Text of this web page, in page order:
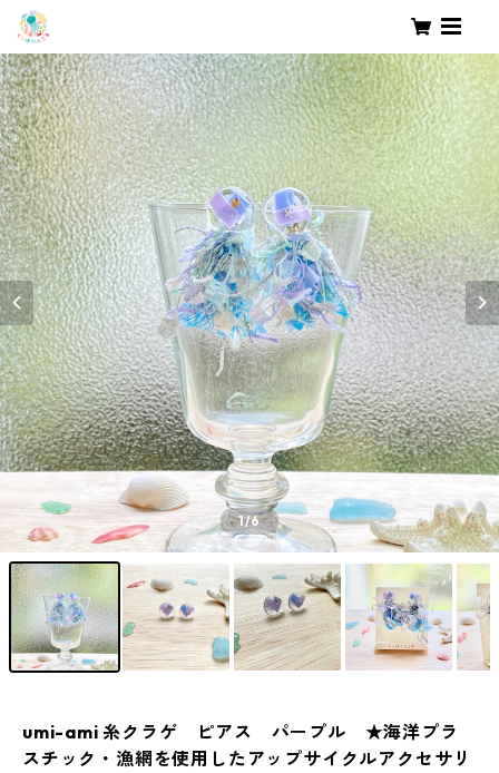
1/6
umi-ami 糸クラゲ ピアス パープル ★海洋プラ
スチック・漁網を使用したアップサイクルアクセサリ